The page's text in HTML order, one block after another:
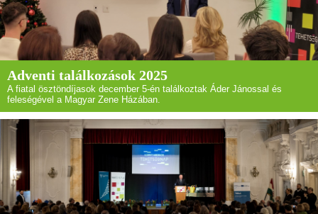
Adventi találkozások 2025
A fiatal ösztöndíjasok december 5-én találkoztak Áder Jánossal és
feleségével a Magyar Zene Házában.